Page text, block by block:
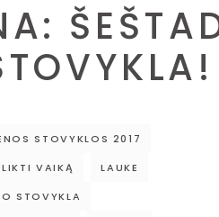
STOVYKLOS 2017
VAIKĄ
LAUKE
STOVYKLA